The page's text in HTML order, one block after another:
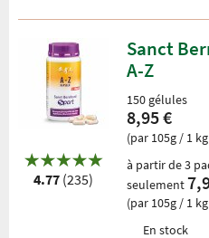
4.77 (235)
Sanct
A-Z
150 gélules
8,95 €
(par 105g / 1
à partir de 3
seulement
(par 105g / 1
En stock